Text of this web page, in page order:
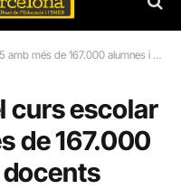
de 167.000 alumnes i 10.000 docents
curs escolar
de 167.000